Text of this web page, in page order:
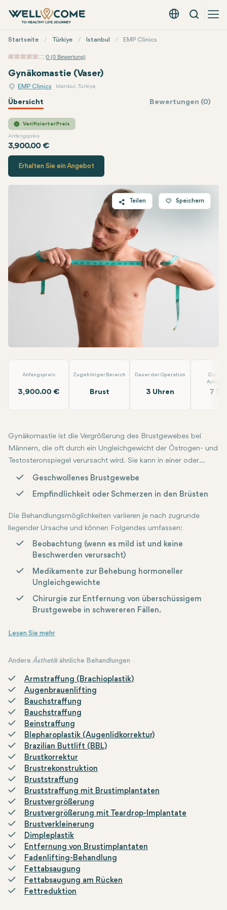
Deutsch - EUR
Suche
Menü
Startseite Türkiye Istanbul EMP Clinics
0 (0 Bewertung)
Gynäkomastie (Vaser)
EMP Clinics Istanbul, Türkiye
Übersicht Bewertungen (0)
Verifizierter Preis
Anfangspreis
3,900.00 €
EMP ClinicsPreis
Erhalten Sie ein Angebot
Teilen
Twitter
Facebook
Linkedin
WhatsApp
Telegram
E-Mail
Speichern
Anfangspreis
3,900.00 €
Zugehöriger Bereich
Brust
Dauer der Operation
3 Uhren
Dauer
7
Gynäkomastie ist die Vergrößerung des Brustgewebes bei
Männern, die oft durch ein Ungleichgewicht der Östrogen- und
Testosteronspiegel verursacht wird. Sie kann in einer oder
beiden Brüsten auftreten und kann verschiedene Ursachen
Pubertät, Alterung, bestimmter Medikamente oder zugrunde
Nierenerkrankungen.
Die Symptome umfassen typischerweise:
Geschwollenes Brustgewebe
Empfindlichkeit oder Schmerzen in den Brüsten
Die Behandlungsmöglichkeiten variieren je nach zugrunde
liegender Ursache und können Folgendes umfassen:
Beobachtung (wenn es mild ist und keine
Beschwerden verursacht)
Medikamente zur Behebung hormoneller
Ungleichgewichte
Chirurgie zur Entfernung von überschüssigem
Brustgewebe in schwereren Fällen.
Andere Ästhetikähnliche Behandlungen
Armstraffung (Brachioplastik)
Augenbrauenlifting
Bauchstraffung
Bauchstraffung
Beinstraffung
Blepharoplastik (Augenlidkorrektur)
Brazilian Buttlift (BBL)
Brustkorrektur
Brustrekonstruktion
Bruststraffung
Bruststraffung mit Brustimplantaten
Brustvergrößerung
Brustvergrößerung mit Teardrop-Implantate
Brustverkleinerung
Dimpleplastik
Entfernung von Brustimplantaten
Fadenlifting-Behandlung
Fettabsaugung
Fettabsaugung am Rücken
Fettreduktion